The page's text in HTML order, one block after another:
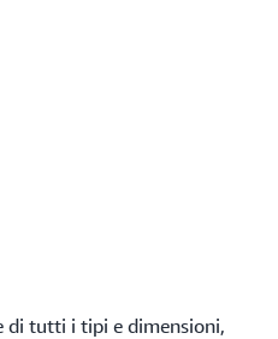
di tutti i tipi e dimensioni,